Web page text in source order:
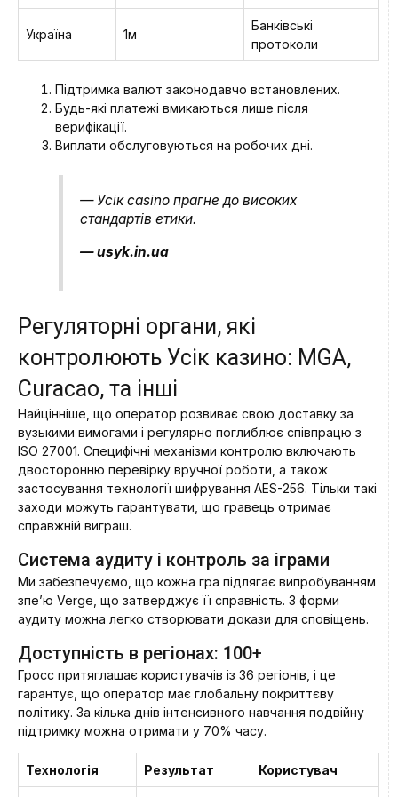
Україна 1м
Банківські
протоколи
Підтримка валют законодавчо встановлених.
Будь-які платежі вмикаються лише після
верифікації.
Виплати обслуговуються на робочих дні.
— Усік casino прагне до високих
стандартів етики.
— usyk.in.ua
Регуляторні органи, які
контролюють Усік казино: MGA,
Curacao, та інші
Найцінніше, що оператор розвиває свою доставку за
вузькими вимогами і регулярно поглиблює співпрацю з
ISO 27001. Специфічні механізми контролю включають
двосторонню перевірку вручної роботи, а також
застосування технології шифрування AES-256. Тільки такі
заходи можуть гарантувати, що гравець отримає
справжній виграш.
Система аудиту і контроль за іграми
Ми забезпечуємо, що кожна гра підлягає випробуванням
зпе’ю Verge, що затверджує її справність. З форми
аудиту можна легко створювати докази для сповіщень.
Доступність в регіонах: 100+
Гросс притяглашає користувачів із 36 регіонів, і це
гарантує, що оператор має глобальну покриттєву
політику. За кілька днів інтенсивного навчання подвійну
підтримку можна отримати у 70% часу.
Технологія Результат Користувач